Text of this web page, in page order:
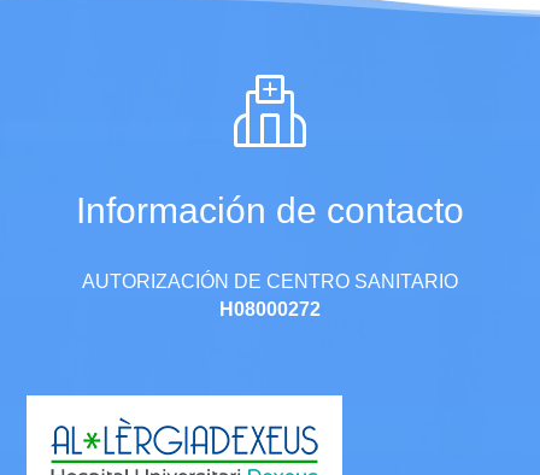
Información de contacto
AUTORIZACIÓN DE CENTRO SANITARIO
H08000272